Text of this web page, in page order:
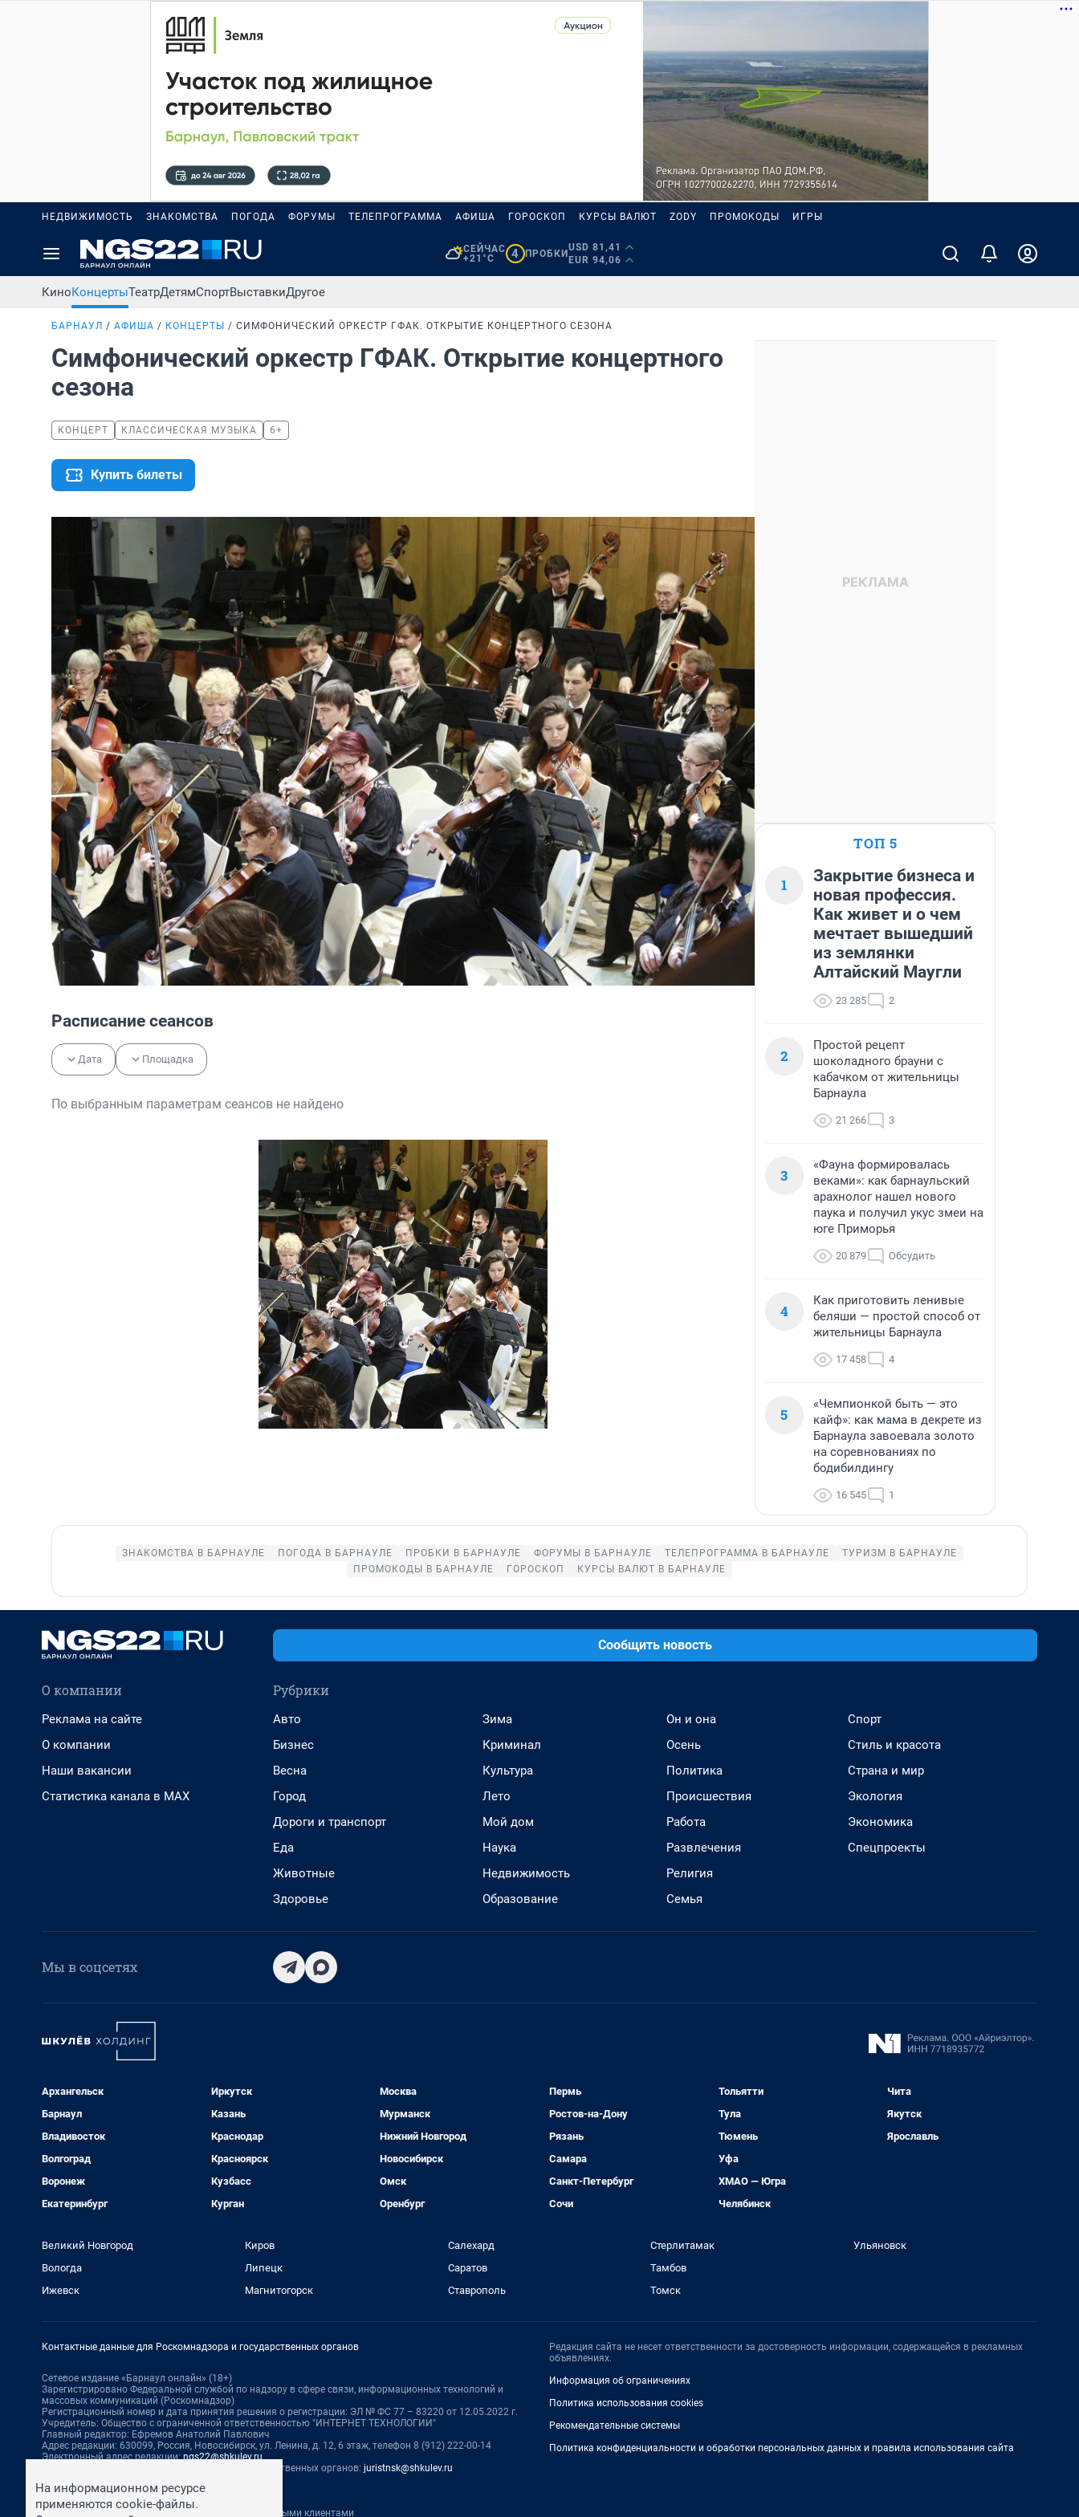
НЕДВИЖИМОСТЬ ЗНАКОМСТВА ПОГОДА ФОРУМЫ ТЕЛЕПРОГРАММА АФИША ГОРОСКОП КУРСЫ ВАЛЮТ ZODY ПРОМОКОДЫ ИГРЫ
СЕЙЧАС
+21°C
4 ПРОБКИ
USD 81,41
EUR 94,06
КиноКонцертыТеатрДетямСпортВыставкиДругое
БАРНАУЛ АФИША КОНЦЕРТЫ СИМФОНИЧЕСКИЙ ОРКЕСТР ГФАК. ОТКРЫТИЕ КОНЦЕРТНОГО СЕЗОНА
Симфонический оркестр ГФАК. Открытие концертного
сезона
КОНЦЕРТ КЛАССИЧЕСКАЯ МУЗЫКА 6+
Купить билеты
Расписание сеансов
Дата Площадка
По выбранным параметрам сеансов не найдено
ТОП 5
1
Закрытие бизнеса и
новая профессия.
Как живет и о чем
мечтает вышедший
из землянки
Алтайский Маугли
23 285 2
2
Простой рецепт
шоколадного брауни с
кабачком от жительницы
Барнаула
21 266 3
3
«Фауна формировалась
веками»: как барнаульский
арахнолог нашел нового
паука и получил укус змеи на
юге Приморья
20 879 Обсудить
4
Как приготовить ленивые
беляши — простой способ от
жительницы Барнаула
17 458 4
5
«Чемпионкой быть — это
кайф»: как мама в декрете из
Барнаула завоевала золото
на соревнованиях по
бодибилдингу
16 545 1
ЗНАКОМСТВА В БАРНАУЛЕ ПОГОДА В БАРНАУЛЕ ПРОБКИ В БАРНАУЛЕ ФОРУМЫ В БАРНАУЛЕ ТЕЛЕПРОГРАММА В БАРНАУЛЕ
ТУРИЗМ В БАРНАУЛЕ
ПРОМОКОДЫ В БАРНАУЛЕ
ГОРОСКОП КУРСЫ ВАЛЮТ В БАРНАУЛЕ
Сообщить новость
О компании
Реклама на сайте
О компании
Наши вакансии
Статистика канала в MAX
Рубрики
Авто
Бизнес
Весна
Город
Дороги и транспорт
Еда
Животные
Здоровье
Зима
Криминал
Культура
Лето
Мой дом
Наука
Недвижимость
Образование
Он и она
Осень
Политика
Происшествия
Работа
Развлечения
Религия
Семья
Спорт
Стиль и красота
Страна и мир
Экология
Экономика
Спецпроекты
Мы в соцсетях
Архангельск
Барнаул
Владивосток
Волгоград
Воронеж
Екатеринбург
Иркутск
Казань
Краснодар
Красноярск
Кузбасс
Курган
Москва
Мурманск
Нижний Новгород
Новосибирск
Омск
Оренбург
Пермь
Ростов-на-Дону
Рязань
Самара
Санкт-Петербург
Сочи
Тольятти
Тула
Тюмень
Уфа
ХМАО — Югра
Челябинск
Чита
Якутск
Ярославль
Великий Новгород
Вологда
Ижевск
Киров
Липецк
Магнитогорск
Салехард
Саратов
Ставрополь
Стерлитамак
Тамбов
Томск
Ульяновск
Контактные данные для Роскомнадзора и государственных органов
Сетевое издание «Барнаул онлайн» (18+)
Зарегистрировано Федеральной службой по надзору в сфере связи, информационных технологий и
массовых коммуникаций (Роскомнадзор)
Регистрационный номер и дата принятия решения о регистрации: ЭЛ № ФС 77 – 83220 от 12.05.2022 г.
Учредитель: Общество с ограниченной ответственностью "ИНТЕРНЕТ ТЕХНОЛОГИИ"
Главный редактор: Ефремов Анатолий Павлович
Адрес редакции: 630099, Россия, Новосибирск, ул. Ленина, д. 12, 6 этаж, телефон 8 (912) 222-00-14
Электронный адрес редакции:ngs22@shkulev.ru
Контактные данные для Роскомнадзора и государственных органов: juristnsk@shkulev.ru
По вопросам коммерческого сотрудничества:
Жапарова Жанна, менеджер по работе с федеральными клиентами
Редакция сайта не несет ответственности за достоверность информации, содержащейся в рекламных
объявлениях.
Информация об ограничениях
Политика использования cookies
Рекомендательные системы
Политика конфиденциальности и обработки персональных данных и правила использования сайта
На информационном ресурсе
применяются cookie-файлы.